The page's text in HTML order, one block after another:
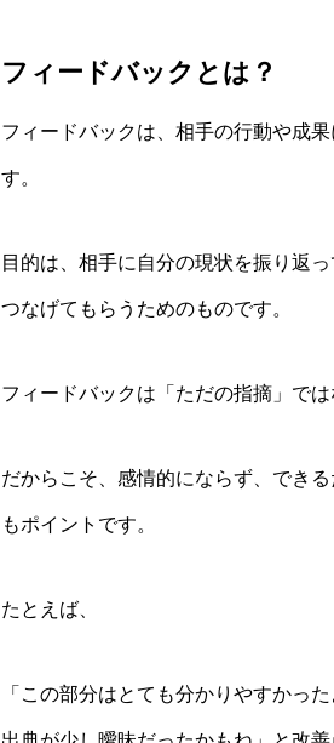
フィードバックとは？
フィードバックは、相手の行動や成
す。
目的は、相手に自分の現状を振り返
つなげてもらうためのものです。
フィードバックは「ただの指摘」で
だからこそ、感情的にならず、でき
もポイントです。
たとえば、
「この部分はとても分かりやすかっ